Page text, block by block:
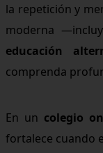
la repetición y
moderna
educación
comprenda
En un colegio
fortalece cuando